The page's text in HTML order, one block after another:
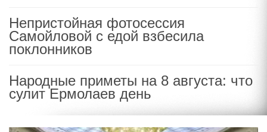
Непристойная фотосессия
Самойловой с едой взбесила
поклонников
Народные приметы на 8 августа: что
сулит Ермолаев день